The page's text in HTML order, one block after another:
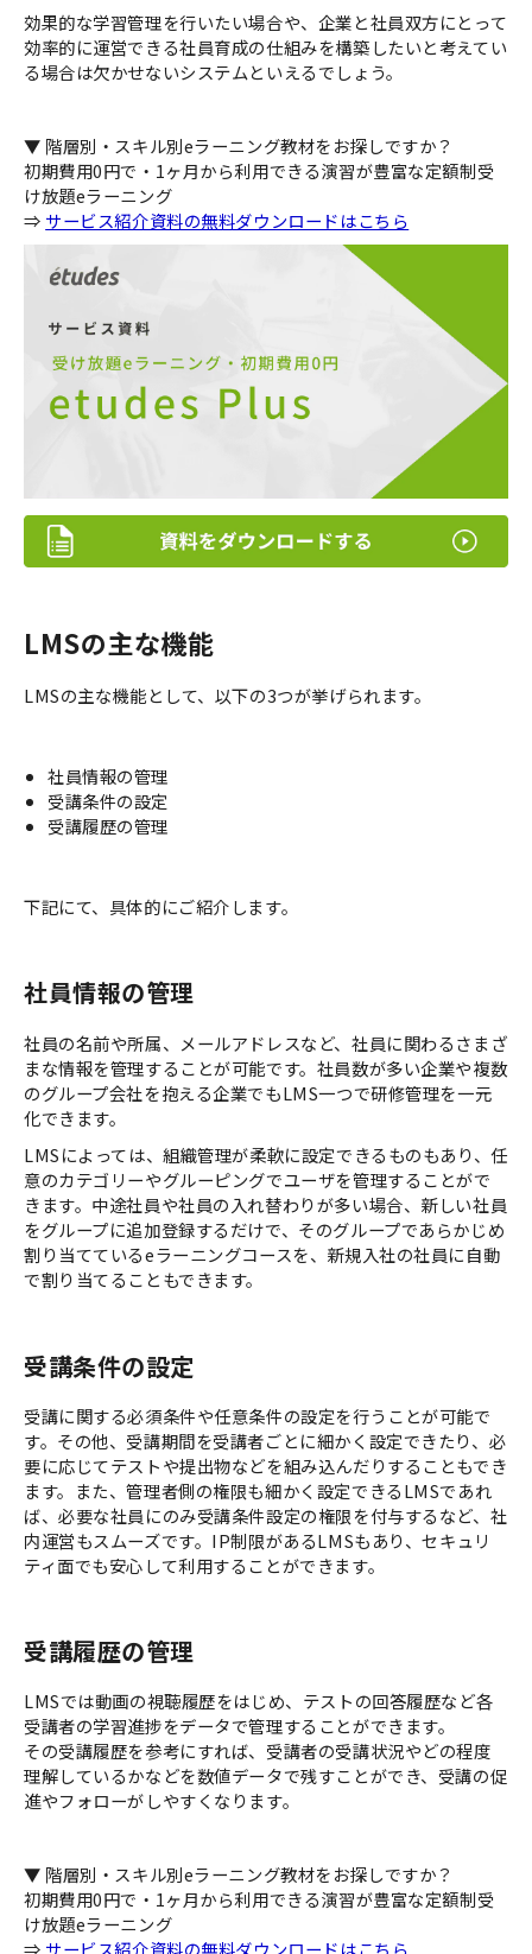
効果的な学習管理を行いたい場合や、企業と社員双方にとって
効率的に運営できる社員育成の仕組みを構築したいと考えてい
る場合は欠かせないシステムといえるでしょう。
▼ 階層別・スキル別eラーニング教材をお探しですか？
初期費用0円で・1ヶ月から利用できる演習が豊富な定額制受
け放題eラーニング
⇒ サービス紹介資料の無料ダウンロードはこちら
LMSの主な機能
LMSの主な機能として、以下の3つが挙げられます。
社員情報の管理
受講条件の設定
受講履歴の管理
下記にて、具体的にご紹介します。
社員情報の管理
社員の名前や所属、メールアドレスなど、社員に関わるさまざ
まな情報を管理することが可能です。社員数が多い企業や複数
のグループ会社を抱える企業でもLMS一つで研修管理を一元
化できます。
LMSによっては、組織管理が柔軟に設定できるものもあり、任
意のカテゴリーやグルーピングでユーザを管理することがで
きます。中途社員や社員の入れ替わりが多い場合、新しい社員
をグループに追加登録するだけで、そのグループであらかじめ
割り当てているeラーニングコースを、新規入社の社員に自動
で割り当てることもできます。
受講条件の設定
受講に関する必須条件や任意条件の設定を行うことが可能で
す。その他、受講期間を受講者ごとに細かく設定できたり、必
要に応じてテストや提出物などを組み込んだりすることもでき
ます。また、管理者側の権限も細かく設定できるLMSであれ
ば、必要な社員にのみ受講条件設定の権限を付与するなど、社
内運営もスムーズです。IP制限があるLMSもあり、セキュリ
ティ面でも安心して利用することができます。
受講履歴の管理
LMSでは動画の視聴履歴をはじめ、テストの回答履歴など各
受講者の学習進捗をデータで管理することができます。
その受講履歴を参考にすれば、受講者の受講状況やどの程度
理解しているかなどを数値データで残すことができ、受講の促
進やフォローがしやすくなります。
▼ 階層別・スキル別eラーニング教材をお探しですか？
初期費用0円で・1ヶ月から利用できる演習が豊富な定額制受
け放題eラーニング